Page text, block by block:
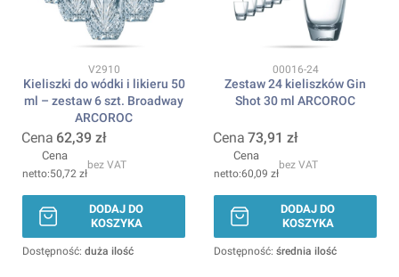
Kod produktu
V2910
Kieliszki do wódki i likieru 50
ml – zestaw 6 szt. Broadway
ARCOROC
Cena 62,39 zł
Cena
50,72 zł
bez VAT
DODAJ DO
KOSZYKA
Dostępność: duża ilość
Kod produktu
00016-24
Zestaw 24 kieliszków Gin
Shot 30 ml ARCOROC
Cena 73,91 zł
Cena
60,09 zł
bez VAT
DODAJ DO
KOSZYKA
Dostępność: średnia ilość